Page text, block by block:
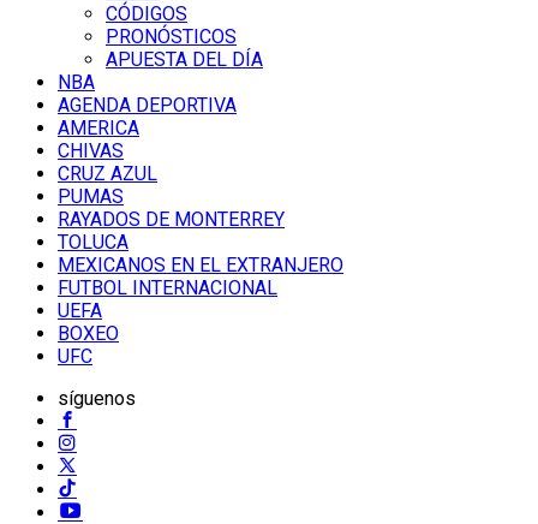
CÓDIGOS
PRONÓSTICOS
APUESTA DEL DÍA
NBA
AGENDA DEPORTIVA
AMERICA
CHIVAS
CRUZ AZUL
PUMAS
RAYADOS DE MONTERREY
TOLUCA
MEXICANOS EN EL EXTRANJERO
FUTBOL INTERNACIONAL
UEFA
BOXEO
UFC
síguenos